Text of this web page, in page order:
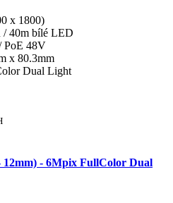
x 1800)
/ 40m bílé LED
PoE 48V
x 80.3mm
Dual Light
12mm) - 6Mpix FullColor Dual